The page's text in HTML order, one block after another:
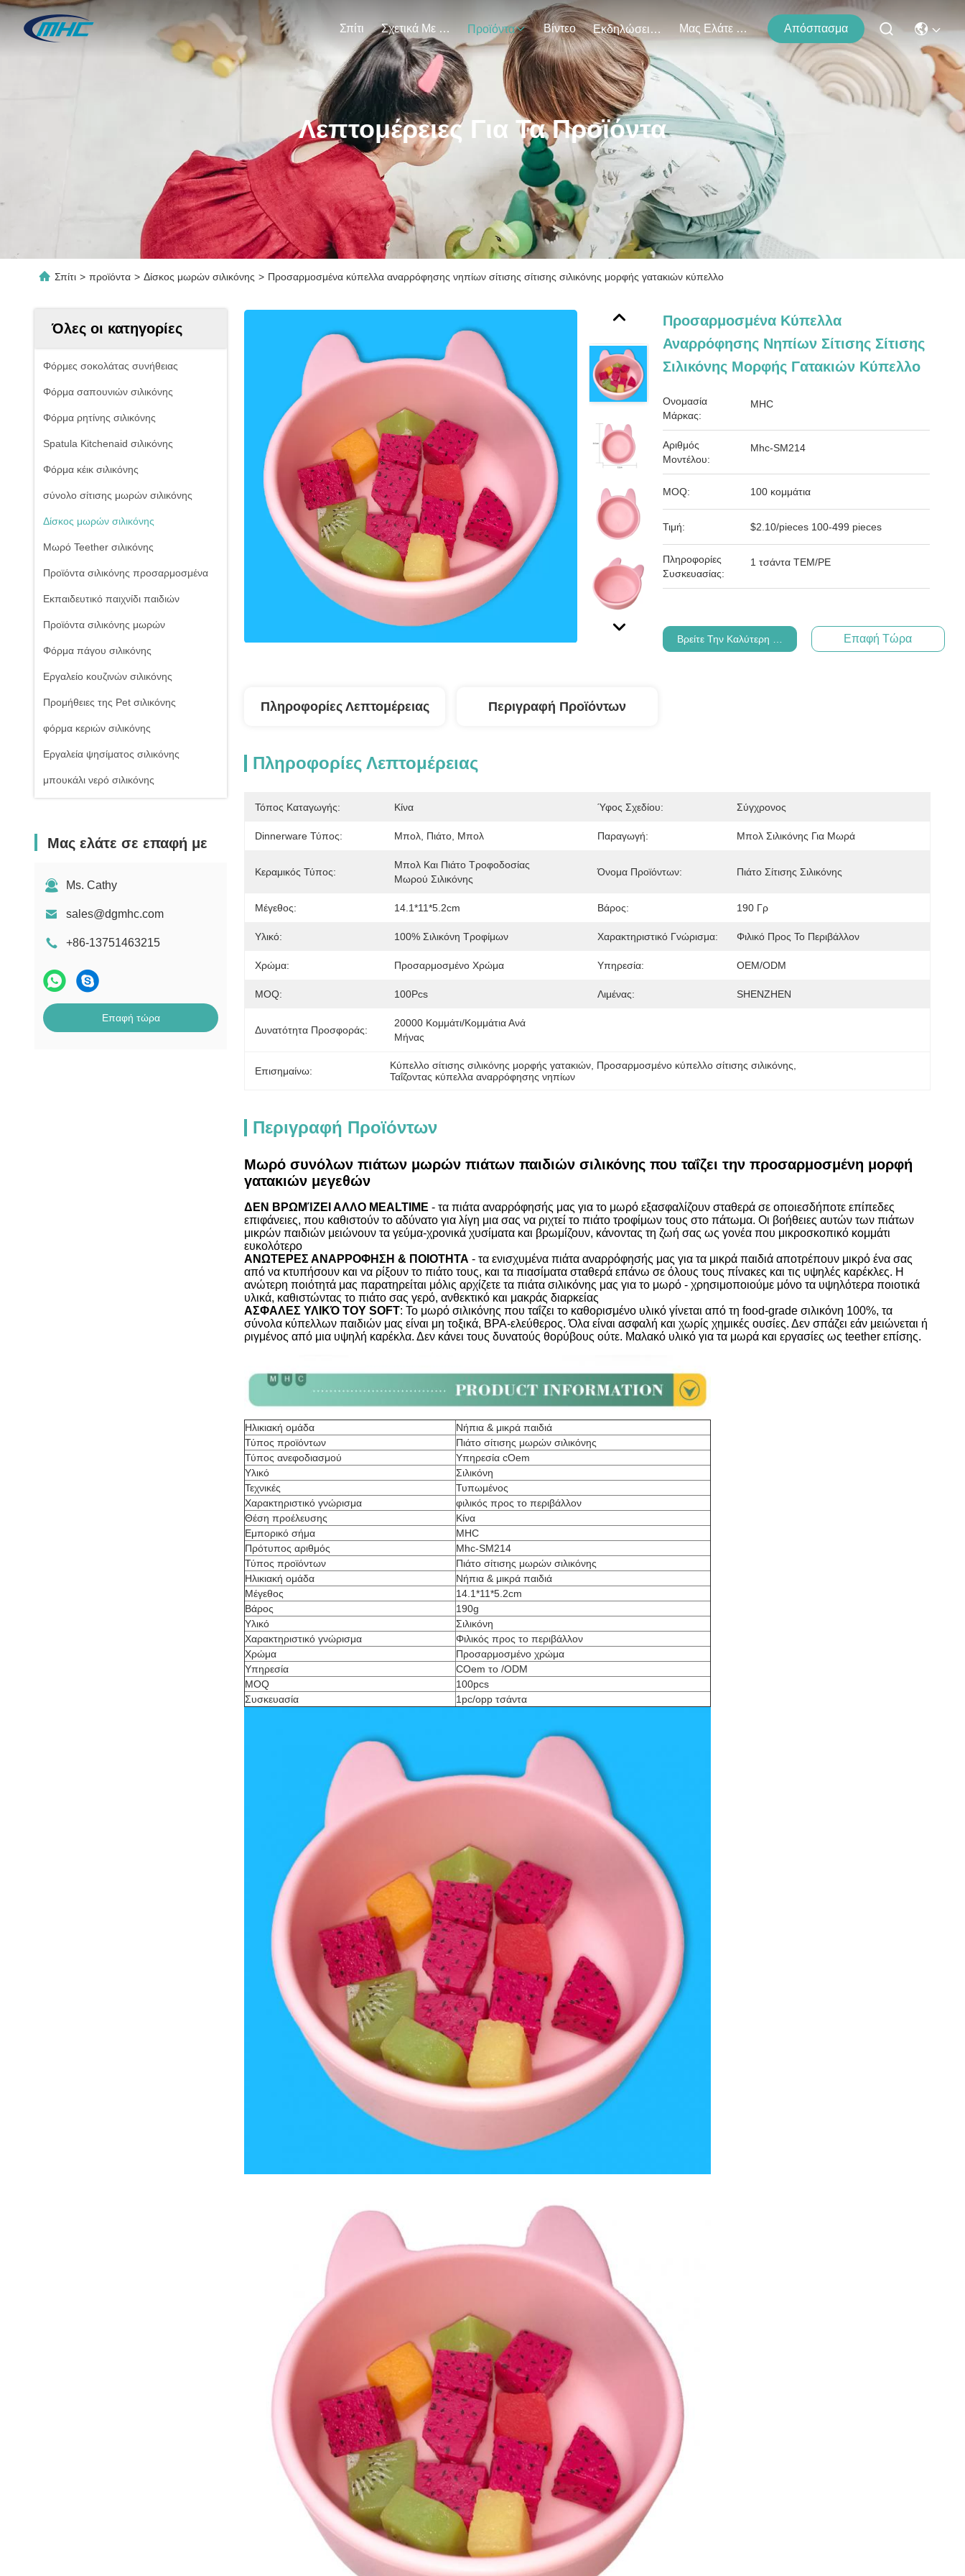
Σπίτι Σχετικά Με Εμάς Προϊόντα Βίντεο Εκδηλώσεις Μας Ελάτε Σε Επαφή Με Απόσπασμα
Λεπτομέρειες Για Τα Προϊόντα
Σπίτι > προϊόντα > Δίσκος μωρών σιλικόνης > Προσαρμοσμένα κύπελλα αναρρόφησης νηπίων σίτισης σίτισης σιλικόνης μορφής γατακιών κύπελλο
Όλες οι κατηγορίες
Φόρμες σοκολάτας συνήθειας
Φόρμα σαπουνιών σιλικόνης
Φόρμα ρητίνης σιλικόνης
Spatula Kitchenaid σιλικόνης
Φόρμα κέικ σιλικόνης
σύνολο σίτισης μωρών σιλικόνης
Δίσκος μωρών σιλικόνης
Μωρό Teether σιλικόνης
Προϊόντα σιλικόνης προσαρμοσμένα
Εκπαιδευτικό παιχνίδι παιδιών
Προϊόντα σιλικόνης μωρών
Φόρμα πάγου σιλικόνης
Εργαλείο κουζινών σιλικόνης
Προμήθειες της Pet σιλικόνης
φόρμα κεριών σιλικόνης
Εργαλεία ψησίματος σιλικόνης
μπουκάλι νερό σιλικόνης
Μας ελάτε σε επαφή με
Ms. Cathy
sales@dgmhc.com
+86-13751463215
Επαφή τώρα
Προσαρμοσμένα Κύπελλα
Αναρρόφησης Νηπίων Σίτισης Σίτισης
Σιλικόνης Μορφής Γατακιών Κύπελλο
Ονομασία
Μάρκας:
MHC
Αριθμός
Μοντέλου:
Mhc-SM214
MOQ: 100 κομμάτια
Τιμή: $2.10/pieces 100-499 pieces
Πληροφορίες
Συσκευασίας:
1 τσάντα ΤΕΜ/PE
Βρείτε Την Καλύτερη Τιμή Επαφή Τώρα
Πληροφορίες Λεπτομέρειας Περιγραφή Προϊόντων
Πληροφορίες Λεπτομέρειας
Τόπος Καταγωγής: Κίνα Ύφος Σχεδίου: Σύγχρονος
Dinnerware Τύπος: Μπολ, Πιάτο, Μπολ Παραγωγή: Μπολ Σιλικόνης Για Μωρά
Κεραμικός Τύπος:
Μπολ Και Πιάτο Τροφοδοσίας
Μωρού Σιλικόνης
Όνομα Προϊόντων: Πιάτο Σίτισης Σιλικόνης
Μέγεθος: 14.1*11*5.2cm Βάρος: 190 Γρ
Υλικό: 100% Σιλικόνη Τροφίμων Χαρακτηριστικό Γνώρισμα: Φιλικό Προς Το Περιβάλλον
Χρώμα: Προσαρμοσμένο Χρώμα Υπηρεσία: OEM/ODM
MOQ: 100Pcs Λιμένας: SHENZHEN
Δυνατότητα Προσφοράς:
20000 Κομμάτι/κομμάτια Ανά
Μήνας
Επισημαίνω: Κύπελλο σίτισης σιλικόνης μορφής γατακιών Προσαρμοσμένο κύπελλο σίτισης σιλικόνης
Ταΐζοντας κύπελλα αναρρόφησης νηπίων
Περιγραφή Προϊόντων
Μωρό συνόλων πιάτων μωρών πιάτων παιδιών σιλικόνης που ταΐζει την προσαρμοσμένη μορφή
γατακιών μεγεθών
ΔΕΝ ΒΡΩΜΊΖΕΙ ΑΛΛΟ MEALTIME - τα πιάτα αναρρόφησής μας για το μωρό εξασφαλίζουν σταθερά σε οποιεσδήποτε επίπεδες
επιφάνειες, που καθιστούν το αδύνατο για λίγη μια σας να ριχτεί το πιάτο τροφίμων τους στο πάτωμα. Οι βοήθειες αυτών των πιάτων
μικρών παιδιών μειώνουν τα γεύμα-χρονικά χυσίματα και βρωμίζουν, κάνοντας τη ζωή σας ως γονέα που μικροσκοπικό κομμάτι
ευκολότερο
ΑΝΩΤΕΡΕΣ ΑΝΑΡΡΟΦΗΣΗ & ΠΟΙΟΤΗΤΑ - τα ενισχυμένα πιάτα αναρρόφησής μας για τα μικρά παιδιά αποτρέπουν μικρό ένα σας
από να κτυπήσουν και να ρίξουν το πιάτο τους, και τα πιασίματα σταθερά επάνω σε όλους τους πίνακες και τις υψηλές καρέκλες. Η
ανώτερη ποιότητά μας παρατηρείται μόλις αρχίζετε τα πιάτα σιλικόνης μας για το μωρό - χρησιμοποιούμε μόνο τα υψηλότερα ποιοτικά
υλικά, καθιστώντας το πιάτο σας γερό, ανθεκτικό και μακράς διαρκείας
ΑΣΦΑΛΕΣ ΥΛΙΚΌ ΤΟΥ SOFT: Το μωρό σιλικόνης που ταΐζει το καθορισμένο υλικό γίνεται από τη food-grade σιλικόνη 100%, τα
σύνολα κύπελλων παιδιών μας είναι μη τοξικά, BPA-ελεύθερος. Όλα είναι ασφαλή και χωρίς χημικές ουσίες. Δεν σπάζει εάν μειώνεται ή
ριγμένος από μια υψηλή καρέκλα. Δεν κάνει τους δυνατούς θορύβους ούτε. Μαλακό υλικό για τα μωρά και εργασίες ως teether επίσης.
Ηλικιακή ομάδα
Νήπια & μικρά παιδιά
Τύπος προϊόντων
Πιάτο σίτισης μωρών σιλικόνης
Τύπος ανεφοδιασμού
Υπηρεσία cOem
Υλικό
Σιλικόνη
Τεχνικές
Τυπωμένος
Χαρακτηριστικό γνώρισμα
φιλικός προς το περιβάλλον
Θέση προέλευσης
Κίνα
Εμπορικό σήμα
MHC
Πρότυπος αριθμός
Mhc-SM214
Τύπος προϊόντων
Πιάτο σίτισης μωρών σιλικόνης
Ηλικιακή ομάδα
Νήπια & μικρά παιδιά
Μέγεθος
14.1*11*5.2cm
Βάρος
190g
Υλικό
Σιλικόνη
Χαρακτηριστικό γνώρισμα
Φιλικός προς το περιβάλλον
Χρώμα
Προσαρμοσμένο χρώμα
Υπηρεσία
COem το /ODM
MOQ
100pcs
Συσκευασία
1pc/opp τσάντα